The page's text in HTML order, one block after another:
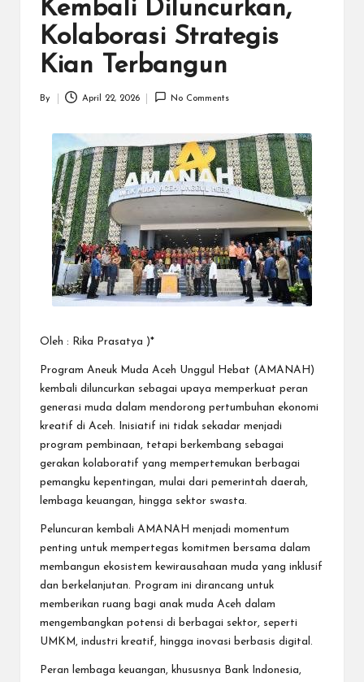
Kembali Diluncurkan,
Kolaborasi Strategis
Kian Terbangun
Posted
By April 22, 2026 No Comments
Oleh : Rika Prasatya )*
Program Aneuk Muda Aceh Unggul Hebat (AMANAH)
kembali diluncurkan sebagai upaya memperkuat peran
generasi muda dalam mendorong pertumbuhan ekonomi
kreatif di Aceh. Inisiatif ini tidak sekadar menjadi
program pembinaan, tetapi berkembang sebagai
gerakan kolaboratif yang mempertemukan berbagai
pemangku kepentingan, mulai dari pemerintah daerah,
lembaga keuangan, hingga sektor swasta.
Peluncuran kembali AMANAH menjadi momentum
penting untuk mempertegas komitmen bersama dalam
membangun ekosistem kewirausahaan muda yang inklusif
dan berkelanjutan. Program ini dirancang untuk
memberikan ruang bagi anak muda Aceh dalam
mengembangkan potensi di berbagai sektor, seperti
UMKM, industri kreatif, hingga inovasi berbasis digital.
Peran lembaga keuangan, khususnya Bank Indonesia,